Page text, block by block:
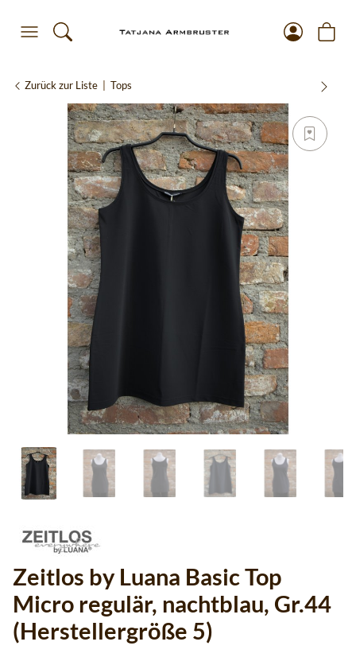
Zurück zur Liste Tops
Zeitlos by Luana Basic Top
Micro regulär, nachtblau, Gr.44
(Herstellergröße 5)